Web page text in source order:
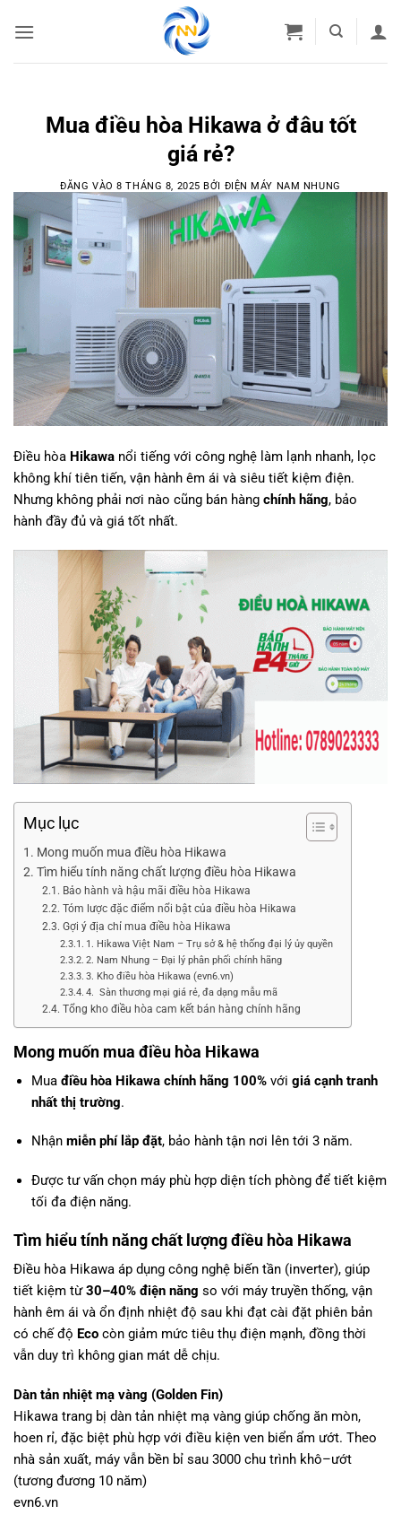
qua
Mua điều hòa Hikawa ở đâu tốt
giá rẻ?
ĐĂNG VÀO8 THÁNG 8, 2025 BỞI ĐIỆN MÁY NAM NHUNG
Điều hòa Hikawa nổi tiếng với công nghệ làm lạnh nhanh, lọc
không khí tiên tiến, vận hành êm ái và siêu tiết kiệm điện.
Nhưng không phải nơi nào cũng bán hàng chính hãng, bảo
hành đầy đủ và giá tốt nhất.
Mục lục
Mong muốn mua điều hòa Hikawa
Tìm hiểu tính năng chất lượng điều hòa Hikawa
Bảo hành và hậu mãi điều hòa Hikawa
Tóm lược đặc điểm nổi bật của điều hòa Hikawa
Gợi ý địa chỉ mua điều hòa Hikawa
1. Hikawa Việt Nam – Trụ sở & hệ thống đại lý ủy quyền
2. Nam Nhung – Đại lý phân phối chính hãng
3. Kho điều hòa Hikawa (evn6.vn)
4. Sàn thương mại giá rẻ, đa dạng mẫu mã
Tổng kho điều hòa cam kết bán hàng chính hãng
Mong muốn mua điều hòa Hikawa
Mua điều hòa Hikawachính hãng 100%với giá cạnh tranh
nhất thị trường.
Nhận miễn phí lắp đặt, bảo hành tận nơi lên tới 3 năm.
Được tư vấn chọn máy phù hợp diện tích phòng để tiết kiệm
tối đa điện năng.
Tìm hiểu tính năng chất lượngđiều hòa Hikawa
Điều hòa Hikawa áp dụng công nghệ biến tần (inverter), giúp
tiết kiệm từ30–40% điện năng so với máy truyền thống, vận
hành êm ái và ổn định nhiệt độ sau khi đạt cài đặt phiên bản
có chế độ Eco còn giảm mức tiêu thụ điện mạnh, đồng thời
vẫn duy trì không gian mát dễ chịu.
Dàn tản nhiệt mạ vàng (Golden Fin)
Hikawa trang bị dàn tản nhiệt mạ vàng giúp chống ăn mòn,
hoen rỉ, đặc biệt phù hợp với điều kiện ven biển ẩm ướt. Theo
nhà sản xuất, máy vẫn bền bỉ sau 3000 chu trình khô–ướt
(tương đương 10 năm)
evn6.vn